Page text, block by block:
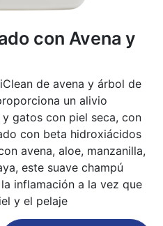
con Avena y
de avena y árbol de
un alivio
gatos con piel seca, con
con beta hidroxiácidos
avena, aloe, manzanilla,
este suave champú
inflamación a la vez que
y el pelaje